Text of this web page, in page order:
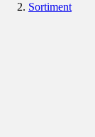
Sortiment